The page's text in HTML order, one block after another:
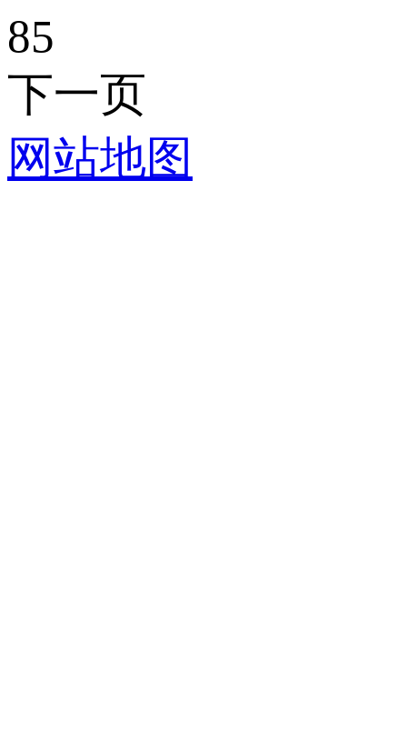
85
下一页
网站地图